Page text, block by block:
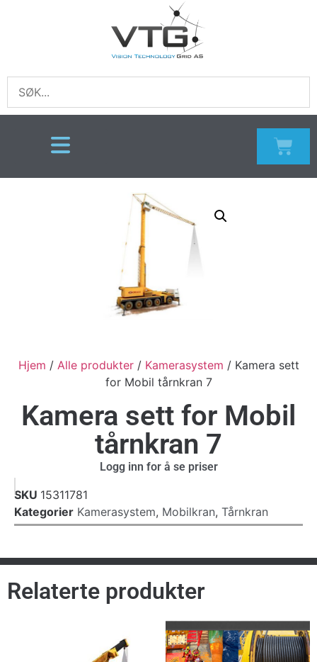
Hjem / Alle produkter/ Kamerasystem / Kamera sett
for Mobil tårnkran 7
Kamera sett for Mobil
tårnkran 7
Logg inn for å se priser
SKU 15311781
Kategorier Kamerasystem, Mobilkran, Tårnkran
Relaterte produkter